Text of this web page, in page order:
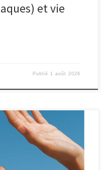
et vie
Publié 1 août 2026
je dis que les fortes
les personnes atteintes de la